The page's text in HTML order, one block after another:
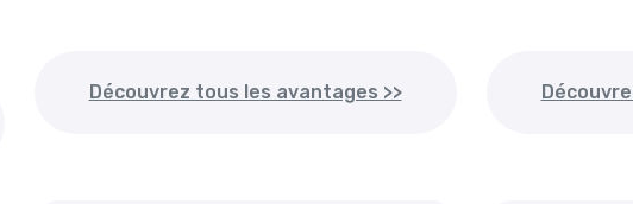
Découvrez tous les avantages >>